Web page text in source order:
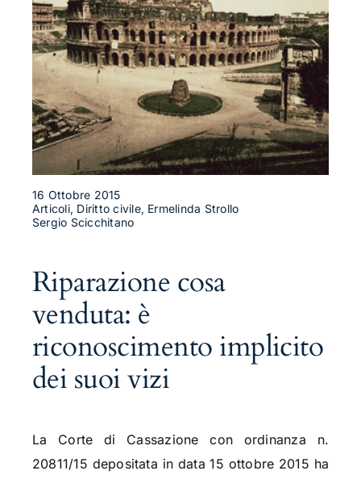
16 Ottobre 2015
Articoli, Diritto civile, Ermelinda Strollo
Sergio Scicchitano
Riparazione cosa
venduta: è
riconoscimento implicito
dei suoi vizi
La Corte di Cassazione con ordinanza n.
20811/15 depositata in data 15 ottobre 2015 ha